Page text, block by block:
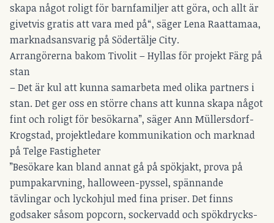
skapa något roligt för barnfamiljer att göra, och allt är
givetvis gratis att vara med på“, säger Lena Raattamaa,
marknadsansvarig på Södertälje City.
Arrangörerna bakom Tivolit – Hyllas för projekt Färg på
stan
– Det är kul att kunna samarbeta med olika partners i
stan. Det ger oss en större chans att kunna skapa något
fint och roligt för besökarna”, säger Ann Müllersdorf-
Krogstad, projektledare kommunikation och marknad
på Telge Fastigheter
”Besökare kan bland annat gå på spökjakt, prova på
pumpakarvning, halloween-pyssel, spännande
tävlingar och lyckohjul med fina priser. Det finns
godsaker såsom popcorn, sockervadd och spökdrycks-